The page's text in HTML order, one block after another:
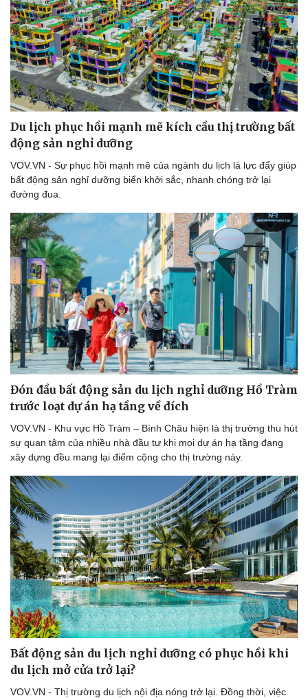
Sức khỏe
Dinh dưỡng - món ngon
Cây thuốc
Sản phụ khoa
Nhi khoa
Nam khoa
Làm đẹp - giảm cân
Phòng mạch online
Ăn sạch sống khỏe
Đời sống
Nhà đẹp
Blog
Tình yêu - Gia đình
Du lịch phục hồi mạnh mẽ kích cầu thị trường bất
động sản nghỉ dưỡng
VOV.VN - Sự phục hồi mạnh mẽ của ngành du lịch là lực đẩy giúp
bất động sản nghỉ dưỡng biển khởi sắc, nhanh chóng trở lại
đường đua.
Đón đầu bất động sản du lịch nghỉ dưỡng Hồ Tràm
trước loạt dự án hạ tầng về đích
VOV.VN - Khu vực Hồ Tràm – Bình Châu hiện là thị trường thu hút
sự quan tâm của nhiều nhà đầu tư khi mọi dự án hạ tầng đang
xây dựng đều mang lại điểm cộng cho thị trường này.
Bất động sản du lịch nghỉ dưỡng có phục hồi khi
du lịch mở cửa trở lại?
VOV.VN - Thị trường du lịch nội địa nóng trở lại. Đồng thời, việc